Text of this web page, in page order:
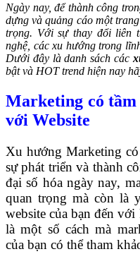
Ngày nay, để thành công
dựng và quảng cáo một
trọng. Với sự thay đổi liên
nghệ, các xu hướng trong
Dưới đây là danh sách các
bật và HOT trend hiện nay
Marketing có tầm
với Website
Xu hướng Marketing
sự phát triển và thành
đại số hóa ngày nay,
quan trọng mà còn là
website của bạn đến
là một số cách mà
của bạn có thể tham